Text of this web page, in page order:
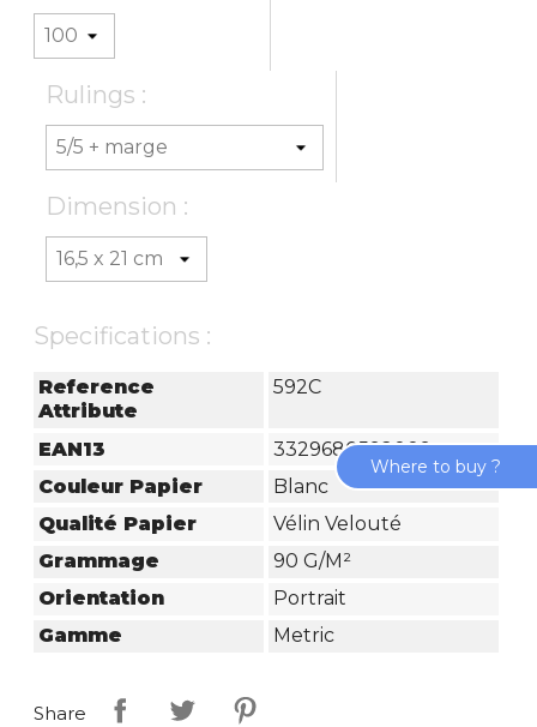
Rulings :
Dimension :
Specifications :
Reference
Attribute
592C
EAN13
3329680592009
Couleur Papier
Blanc
Qualité Papier
Vélin Velouté
Grammage
90 G/m²
Orientation
Portrait
Gamme
Metric
Share
Where to buy ?